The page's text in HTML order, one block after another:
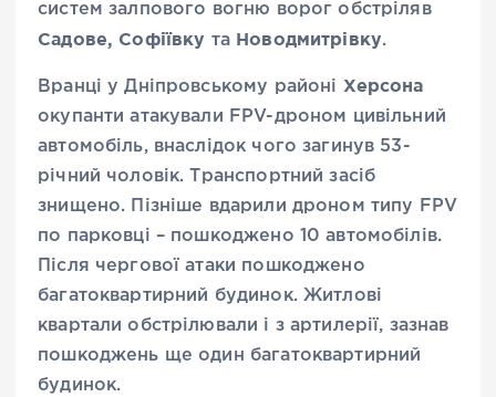
систем залпового вогню ворог обстріляв
Садове, Софіївку та Новодмитрівку.
Вранці у Дніпровському районі Херсона
окупанти атакували FPV-дроном цивільний
автомобіль, внаслідок чого загинув 53-
річний чоловік. Транспортний засіб
знищено. Пізніше вдарили дроном типу FPV
по парковці – пошкоджено 10 автомобілів.
Після чергової атаки пошкоджено
багатоквартирний будинок. Житлові
квартали обстрілювали і з артилерії, зазнав
пошкоджень ще один багатоквартирний
будинок.